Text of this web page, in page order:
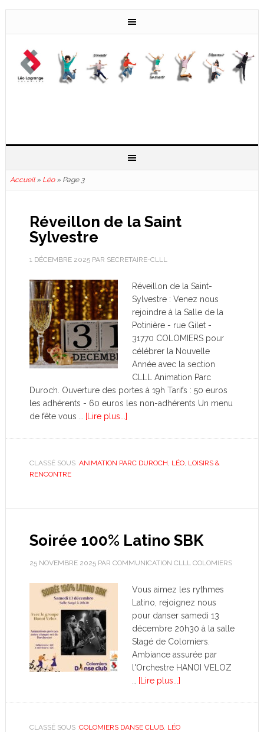
Accueil» Léo» Page 3
Réveillon de la Saint
Sylvestre
1 DÉCEMBRE 2025PAR SECRETAIRE-CLLL
Réveillon de la Saint-
Sylvestre : Venez nous
rejoindre à la Salle de la
Potinière - rue Gilet -
31770 COLOMIERS pour
célébrer la Nouvelle
Année avec la section
CLLL Animation Parc
Duroch. Ouverture des portes à 19h Tarifs : 50 euros
les adhérents - 60 euros les non-adhérents Un menu
de fête vous …
[Lire plus...]
CLASSÉ SOUS :ANIMATION PARC DUROCH, LÉO, LOISIRS &
RENCONTRE
Soirée 100% Latino SBK
25 NOVEMBRE 2025PAR COMMUNICATION CLLL COLOMIERS
Vous aimez les rythmes
Latino, rejoignez nous
pour danser samedi 13
décembre 20h30 à la salle
Stagé de Colomiers.
Ambiance assurée par
l'Orchestre HANOI VELOZ
[Lire plus...]
CLASSÉ SOUS :COLOMIERS DANSE CLUB, LÉO